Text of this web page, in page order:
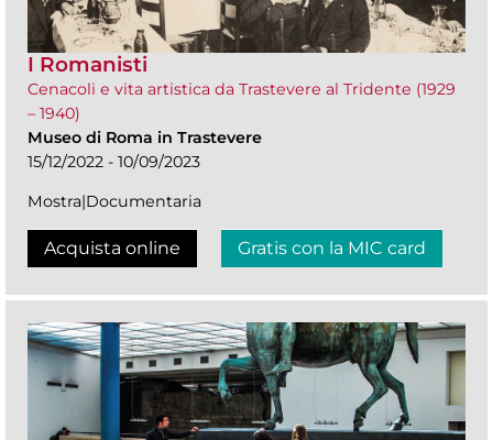
I Romanisti
Cenacoli e vita artistica da Trastevere al Tridente (1929
– 1940)
Museo di Roma in Trastevere
15/12/2022 - 10/09/2023
Mostra|Documentaria
Acquista online Gratis con la MIC card